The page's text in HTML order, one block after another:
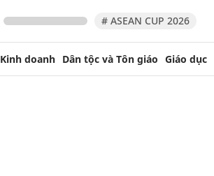
# ASEAN CUP 2026
Kinh doanh Dân tộc và Tôn giáo Giáo dục